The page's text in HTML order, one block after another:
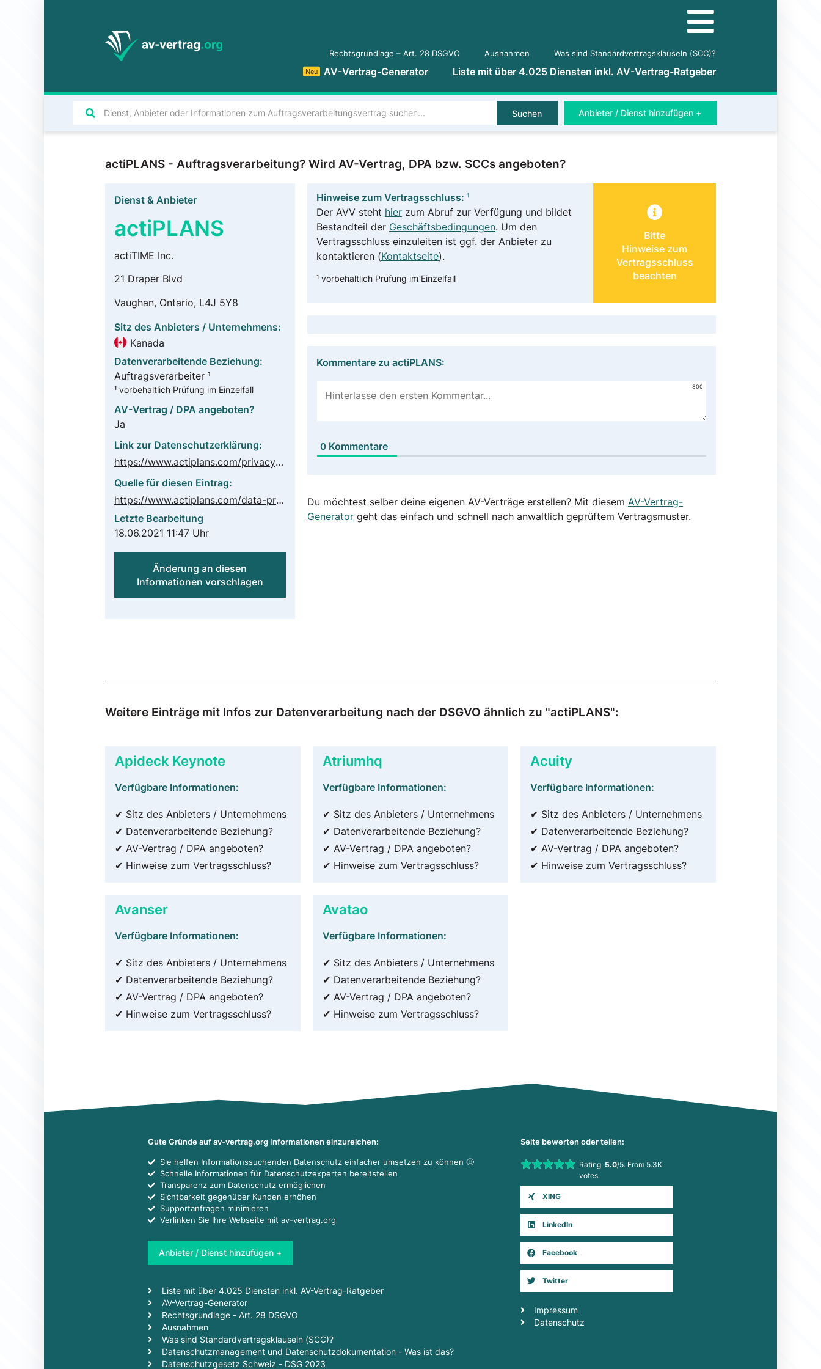
Rechtsgrundlage – Art. 28 DSGVO Ausnahmen Was sind Standardvertragsklauseln (SCC)?
Neu AV-Vertrag-Generator Liste mit über 4.025 Diensten inkl. AV-Vertrag-Ratgeber
Suchen Anbieter / Dienst hinzufügen +
actiPLANS - Auftragsverarbeitung? Wird AV-Vertrag, DPA bzw. SCCs angeboten?
Dienst & Anbieter
actiPLANS
actiTIME Inc.
21 Draper Blvd
Vaughan, Ontario, L4J 5Y8
Sitz des Anbieters / Unternehmens:
Kanada
Datenverarbeitende Beziehung:
Auftragsverarbeiter ¹
¹ vorbehaltlich Prüfung im Einzelfall
AV-Vertrag / DPA angeboten?
Ja
Link zur Datenschutzerklärung:
https://www.actiplans.com/privacy-policy.html
Quelle für diesen Eintrag:
https://www.actiplans.com/data-processing.html
Letzte Bearbeitung
18.06.2021 11:47 Uhr
Änderung an diesen
Informationen vorschlagen
Hinweise zum Vertragsschluss: ¹
Der AVV steht hierzum Abruf zur Verfügung und bildet
Bestandteil der Geschäftsbedingungen. Um den
Vertragsschluss einzuleiten ist ggf. der Anbieter zu
kontaktieren (Kontaktseite).
¹ vorbehaltlich Prüfung im Einzelfall
Bitte
Hinweise zum
Vertragsschluss
beachten
Kommentare zu actiPLANS:
800
0Kommentare
Du möchtest selber deine eigenen AV-Verträge erstellen? Mit diesem AV-Vertrag-
Generatorgeht das einfach und schnell nach anwaltlich geprüftem Vertragsmuster.
Weitere Einträge mit Infos zur Datenverarbeitung nach der DSGVO ähnlich zu "actiPLANS":
Apideck Keynote
Verfügbare Informationen:
✔ Sitz des Anbieters / Unternehmens
✔ Datenverarbeitende Beziehung?
✔ AV-Vertrag / DPA angeboten?
✔ Hinweise zum Vertragsschluss?
Atriumhq
Verfügbare Informationen:
✔ Sitz des Anbieters / Unternehmens
✔ Datenverarbeitende Beziehung?
✔ AV-Vertrag / DPA angeboten?
✔ Hinweise zum Vertragsschluss?
Acuity
Verfügbare Informationen:
✔ Sitz des Anbieters / Unternehmens
✔ Datenverarbeitende Beziehung?
✔ AV-Vertrag / DPA angeboten?
✔ Hinweise zum Vertragsschluss?
Avanser
Verfügbare Informationen:
✔ Sitz des Anbieters / Unternehmens
✔ Datenverarbeitende Beziehung?
✔ AV-Vertrag / DPA angeboten?
✔ Hinweise zum Vertragsschluss?
Avatao
Verfügbare Informationen:
✔ Sitz des Anbieters / Unternehmens
✔ Datenverarbeitende Beziehung?
✔ AV-Vertrag / DPA angeboten?
✔ Hinweise zum Vertragsschluss?
Gute Gründe auf av-vertrag.org Informationen einzureichen:
Sie helfen Informationssuchenden Datenschutz einfacher umsetzen zu können 🙂
Schnelle Informationen für Datenschutzexperten bereitstellen
Transparenz zum Datenschutz ermöglichen
Sichtbarkeit gegenüber Kunden erhöhen
Supportanfragen minimieren
Verlinken Sie Ihre Webseite mit av-vertrag.org
Anbieter / Dienst hinzufügen +
Liste mit über 4.025 Diensten inkl. AV-Vertrag-Ratgeber
AV-Vertrag-Generator
Rechtsgrundlage - Art. 28 DSGVO
Ausnahmen
Was sind Standardvertragsklauseln (SCC)?
Datenschutzmanagement und Datenschutzdokumentation - Was ist das?
Datenschutzgesetz Schweiz - DSG 2023
Seite bewerten oder teilen:
Rate this item:
Submit Rating
Rating: 5.0/5. From 5.3K
votes.
XING
LinkedIn
Facebook
Twitter
Impressum
Datenschutz